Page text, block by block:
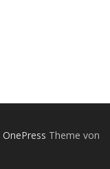
OnePress Theme von